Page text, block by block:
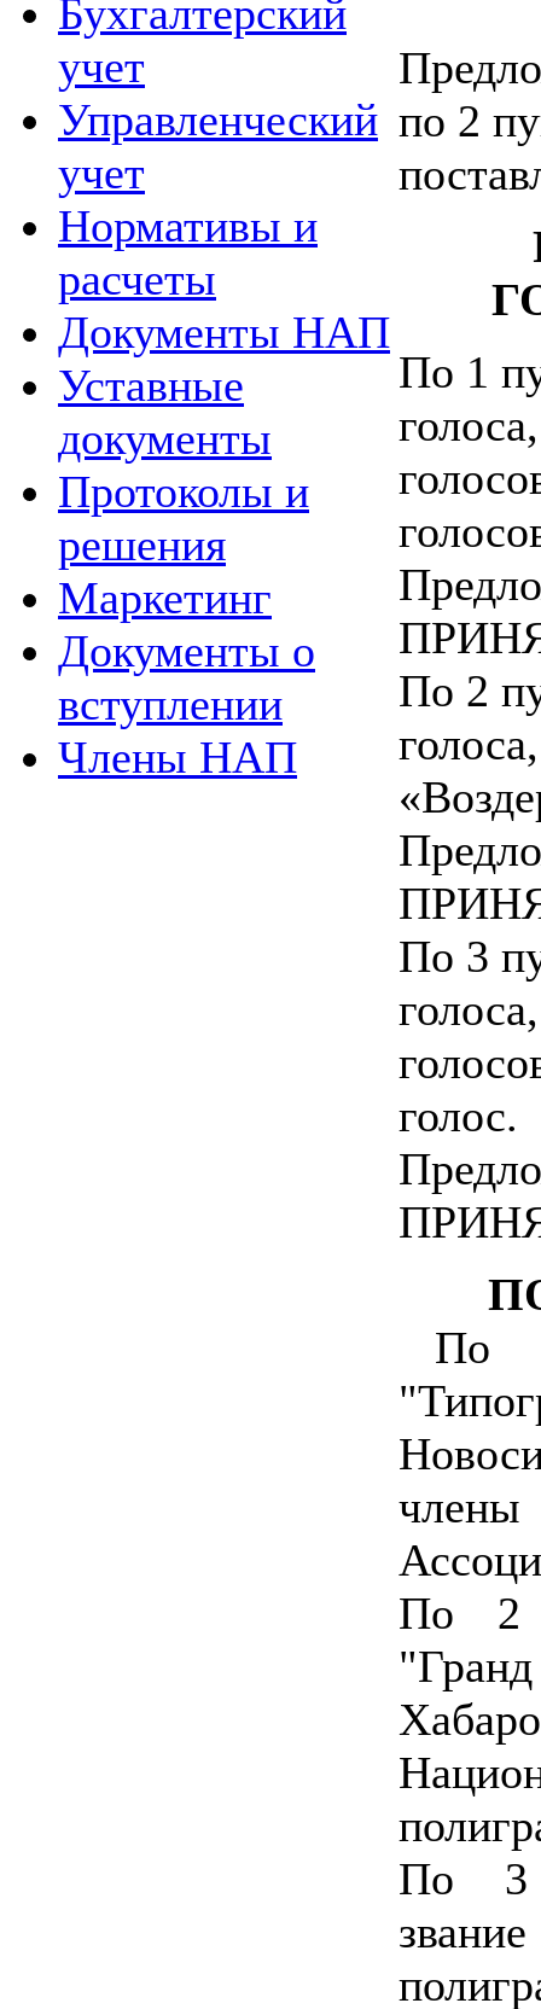
Бухгалтерский
учет
Управленческий
учет
Нормативы и
расчеты
Документы НАП
Уставные
документы
Протоколы и
решения
Маркетинг
Документы о
вступлении
Члены НАП
по 2
По 1
По 2
По 3
голос.
По
По 2
По 3